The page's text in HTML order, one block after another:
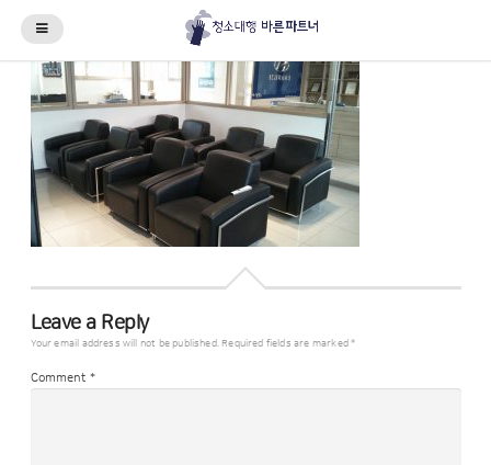
Leave a Reply
Your email address will not be published. Required fields are marked *
Comment *